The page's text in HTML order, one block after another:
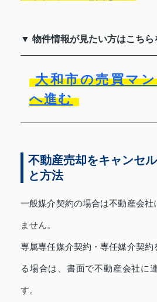
▼ 物件情報が見たい方はこち
大和市の売買マ
へ進む
不動産売却をキャンセ
と方法
一般媒介契約の場合は不動産会社
ません。
専属専任媒介契約・専任媒介契約
る場合は、書面で不動産会社に
す。